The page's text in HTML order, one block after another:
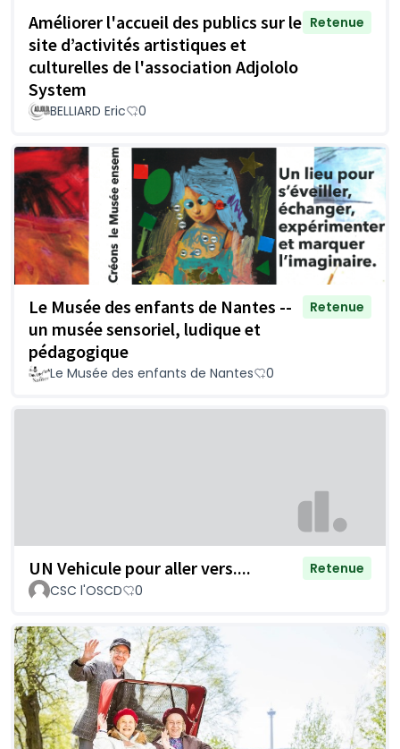
Améliorer l'accueil des publics sur le
site d’activités artistiques et
culturelles de l'association Adjololo
System
Retenue
BELLIARD Eric 0
Le Musée des enfants de Nantes --
un musée sensoriel, ludique et
pédagogique
Retenue
Le Musée des enfants de Nantes 0
UN Vehicule pour aller vers....
Retenue
CSC l'OSCD
0